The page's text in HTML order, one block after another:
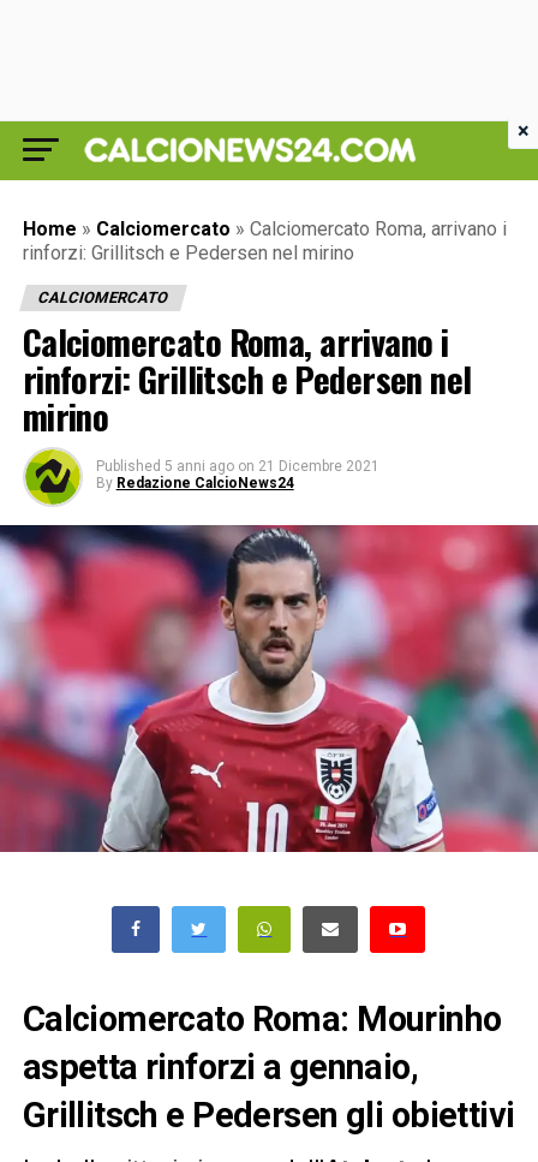
Home » Calciomercato » Calciomercato Roma, arrivano i
rinforzi: Grillitsch e Pedersen nel mirino
CALCIOMERCATO
Calciomercato Roma, arrivano i
rinforzi: Grillitsch e Pedersen nel
mirino
Published 5 anni ago on 21 Dicembre 2021
By Redazione CalcioNews24
Calciomercato Roma: Mourinho
aspetta rinforzi a gennaio,
Grillitsch e Pedersen gli obiettivi
×